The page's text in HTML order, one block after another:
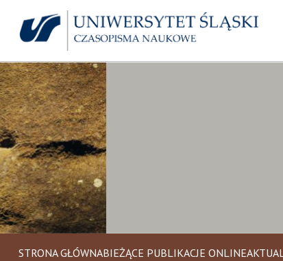
STRONA GŁÓWNABIEŻĄCE PUBLIKACJE ONLINE